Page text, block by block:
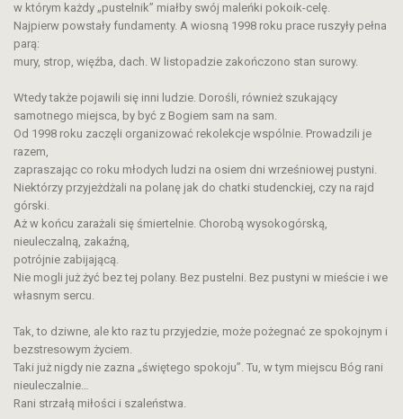
w którym każdy „pustelnik” miałby swój maleńki pokoik-celę.
Najpierw powstały fundamenty. A wiosną 1998 roku prace ruszyły pełna
parą:
mury, strop, więźba, dach. W listopadzie zakończono stan surowy.
Wtedy także pojawili się inni ludzie. Dorośli, również szukający
samotnego miejsca, by być z Bogiem sam na sam.
Od 1998 roku zaczęli organizować rekolekcje wspólnie. Prowadzili je
razem,
zapraszając co roku młodych ludzi na osiem dni wrześniowej pustyni.
Niektórzy przyjeżdżali na polanę jak do chatki studenckiej, czy na rajd
górski.
Aż w końcu zarażali się śmiertelnie. Chorobą wysokogórską,
nieuleczalną, zakaźną,
potrójnie zabijającą.
Nie mogli już żyć bez tej polany. Bez pustelni. Bez pustyni w mieście i we
własnym sercu.
Tak, to dziwne, ale kto raz tu przyjedzie, może pożegnać ze spokojnym i
bezstresowym życiem.
Taki już nigdy nie zazna „świętego spokoju”. Tu, w tym miejscu Bóg rani
nieuleczalnie…
Rani strzałą miłości i szaleństwa.